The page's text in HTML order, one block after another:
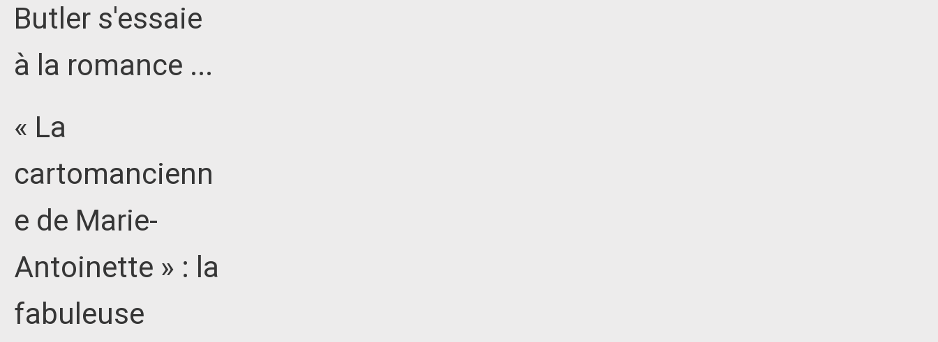
Butler s'essaie
à la romance ...
« La
cartomancienn
e de Marie-
Antoinette » : la
fabuleuse